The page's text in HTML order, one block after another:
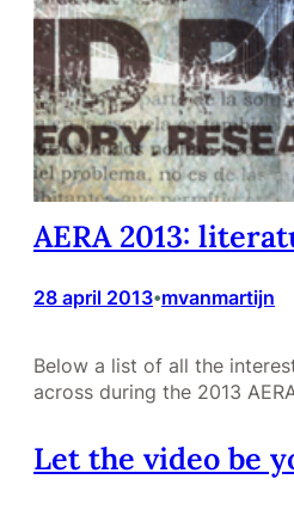
AERA 2013:
28 april 2013•mvanmartijn
Below a list of all the
across during the 2013
Let the video be